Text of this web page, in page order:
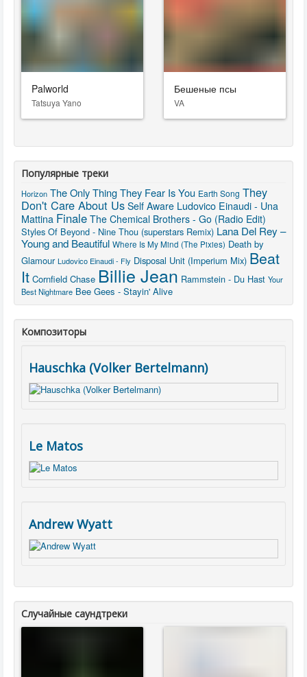
Palworld
Tatsuya Yano
Бешеные псы
VA
Популярные треки
Horizon The Only Thing They Fear Is You Earth Song They
Don't Care About Us Self Aware Ludovico Einaudi - Una
Mattina Finale The Chemical Brothers - Go (Radio Edit)
Styles Of Beyond - Nine Thou (superstars Remix) Lana Del Rey –
Young and Beautiful Where Is My Mind (The Pixies) Death by
Glamour Ludovico Einaudi - Fly Disposal Unit (Imperium Mix) Beat
It Cornfield Chase Billie Jean Rammstein - Du Hast Your
Best Nightmare Bee Gees - Stayin' Alive
Композиторы
Hauschka (Volker Bertelmann)
Le Matos
Andrew Wyatt
Случайные саундтреки